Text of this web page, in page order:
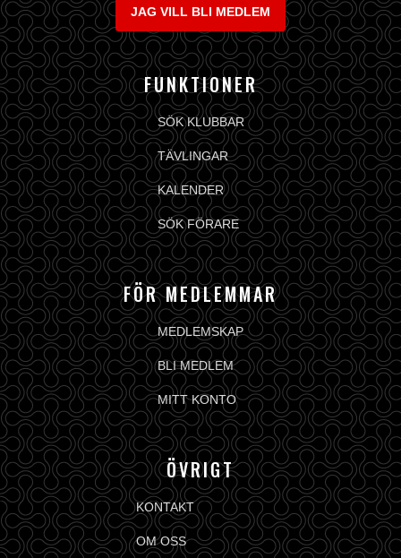
JAG VILL BLI MEDLEM
FUNKTIONER
SÖK KLUBBAR
TÄVLINGAR
KALENDER
SÖK FÖRARE
FÖR MEDLEMMAR
MEDLEMSKAP
BLI MEDLEM
MITT KONTO
ÖVRIGT
KONTAKT
OM OSS